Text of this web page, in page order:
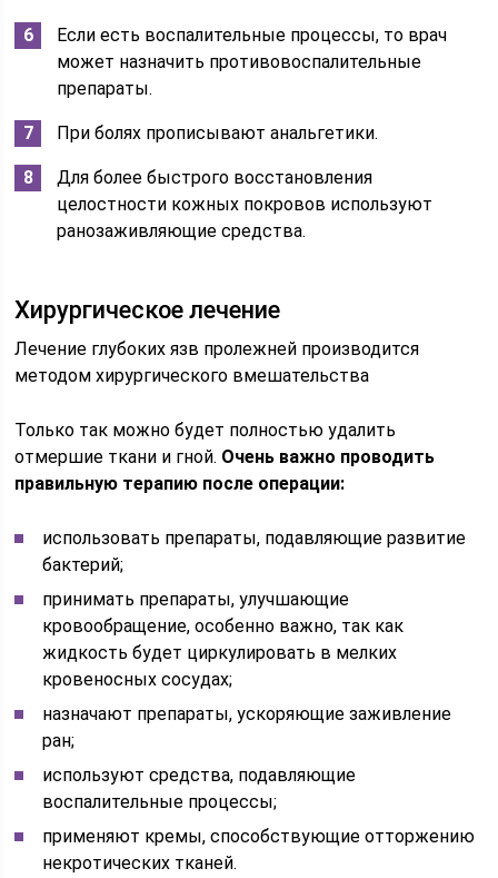
Если есть воспалительные процессы, то врач
может назначить противовоспалительные
препараты.
При болях прописывают анальгетики.
Для более быстрого восстановления
целостности кожных покровов используют
ранозаживляющие средства.
Хирургическое лечение
Лечение глубоких язв пролежней производится
методом хирургического вмешательства
Только так можно будет полностью удалить
отмершие ткани и гной. Очень важно проводить
правильную терапию после операции:
использовать препараты, подавляющие развитие
бактерий;
принимать препараты, улучшающие
кровообращение, особенно важно, так как
жидкость будет циркулировать в мелких
кровеносных сосудах;
назначают препараты, ускоряющие заживление
ран;
используют средства, подавляющие
воспалительные процессы;
применяют кремы, способствующие отторжению
некротических тканей.